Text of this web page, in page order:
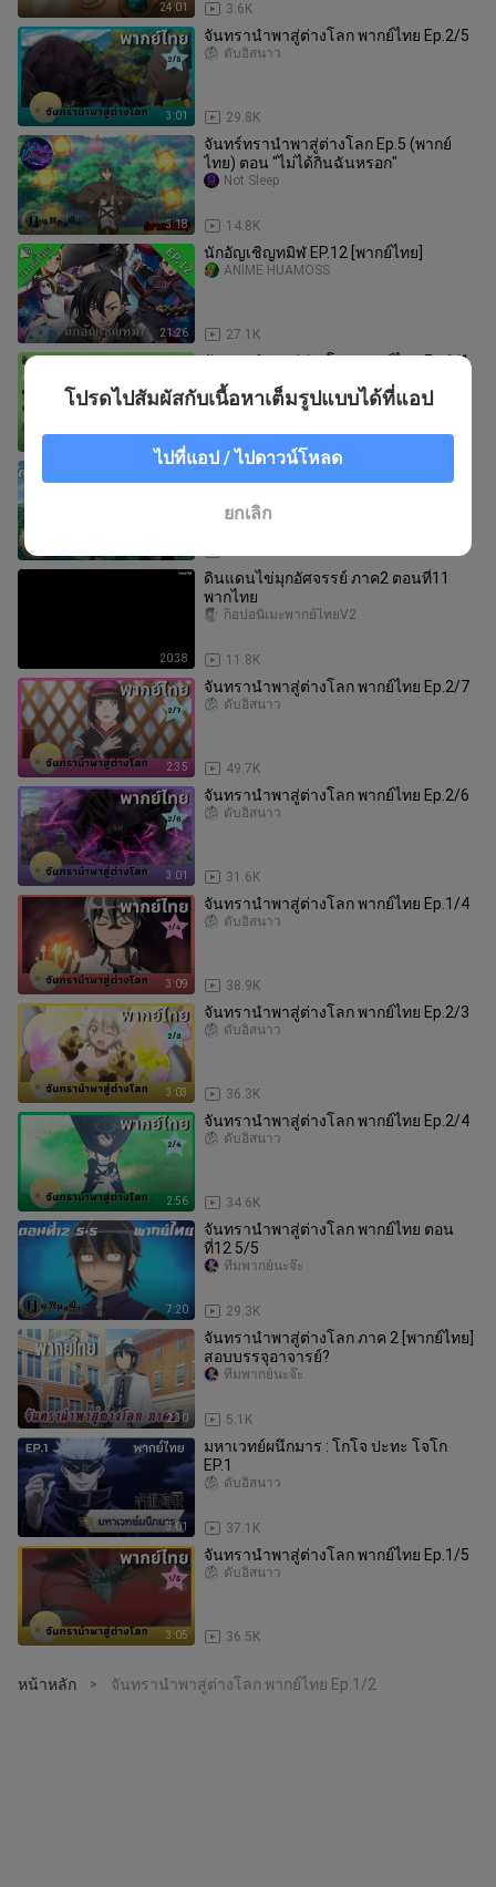
24:01 3.6K
3:01
จันทรานำพาสู่ต่างโลก พากย์ไทย Ep.2/5
29.8K
ดั้บอิสนาว
3:18
จันทร์ทรานำพาสู่ต่างโลก Ep.5 (พากย์
ไทย) ตอน "ไม่ได้กินฉันหรอก"
14.8K
Not Sleep
21:26
นักอัญเชิญทมิฬ EP.12 [พากย์ไทย]
27.1K
ANIME HUAMOSS
จันทรานำพาสู่ต่างโลก พากย์ไทย Ep.1/1
จันทรานําพาสู่ต่างโลก พากย์ไทย ตอนที่5
1/2
ทีมพากย์นะจ๊ะ
20:38
ดินแดนไข่มุกอัศจรรย์ ภาค2 ตอนที่11
พากไทย
11.8K
ก็อปอนิเมะพากย์ไทยV2
2:35
จันทรานำพาสู่ต่างโลก พากย์ไทย Ep.2/7
49.7K
ดั้บอิสนาว
3:01
จันทรานำพาสู่ต่างโลก พากย์ไทย Ep.2/6
31.6K
ดั้บอิสนาว
3:09
จันทรานำพาสู่ต่างโลก พากย์ไทย Ep.1/4
38.9K
ดั้บอิสนาว
3:03
จันทรานำพาสู่ต่างโลก พากย์ไทย Ep.2/3
36.3K
ดั้บอิสนาว
2:56
จันทรานำพาสู่ต่างโลก พากย์ไทย Ep.2/4
34.6K
ดั้บอิสนาว
7:20
จันทรานำพาสู่ต่างโลก พากย์ไทย ตอน
ที่12 5/5
29.3K
ทีมพากย์นะจ๊ะ
2:30
จันทรานําพาสู่ต่างโลก ภาค 2 [พากย์ไทย]
สอบบรรจุอาจารย์?
5.1K
ทีมพากย์นะจ๊ะ
3:01
มหาเวทย์ผนึกมาร : โกโจ ปะทะ โจโก
EP.1
37.1K
ดั้บอิสนาว
3:05
จันทรานำพาสู่ต่างโลก พากย์ไทย Ep.1/5
36.5K
ดั้บอิสนาว
หน้าหลัก > จันทรานำพาสู่ต่างโลก พากย์ไทย Ep.1/2
โปรดไปสัมผัสกับเนื้อหาเต็มรูปแบบได้ที่แอป
ไปที่แอป / ไปดาวน์โหลด
ยกเลิก